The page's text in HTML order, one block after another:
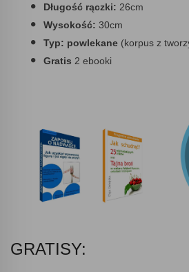
Długość rączki: 26cm
Wysokość: 30cm
Typ: powlekane (korpus z
Gratis 2 ebooki
GRATISY: